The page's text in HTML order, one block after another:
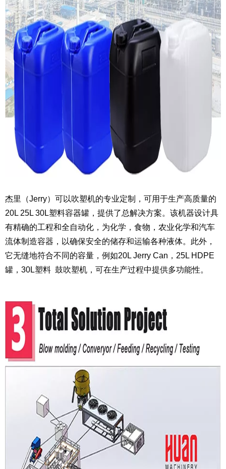
杰里（Jerry）可以吹塑机的专业定制，可用于生产高质量的
20L 25L 30L塑料容器罐，提供了总解决方案。该机器设计具
有精确的工程和全自动化，为化学，食物，农业化学和汽车
流体制造容器，以确保安全的储存和运输各种液体。此外，
它无缝地符合不同的容量，例如20L Jerry Can，25L HDPE
罐，30L塑料 鼓吹塑机，可在生产过程中提供多功能性。